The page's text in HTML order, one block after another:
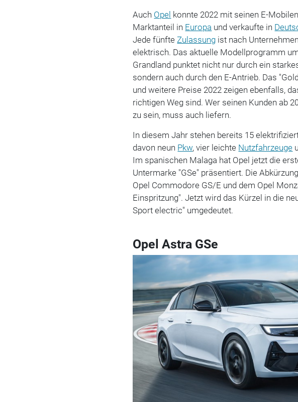
Auch Opel konnte 2022 mit seinen E-
Marktanteil in Europa und verkaufte in
Jede fünfte Zulassung ist nach
elektrisch. Das aktuelle Modellprogramm
Grandland punktet nicht nur durch ein
sondern auch durch den E-Antrieb. Das
und weitere Preise 2022 zeigen ebenfalls,
richtigen Weg sind. Wer seinen Kunden ab
zu sein, muss auch liefern.
In diesem Jahr stehen bereits 15
davon neun Pkw, vier leichte Nutzfahrzeuge
Im spanischen Malaga hat Opel jetzt die
Untermarke "GSe" präsentiert. Die
Opel Commodore GS/E und dem Opel
Einspritzung". Jetzt wird das Kürzel in die
Sport electric" umgedeutet.
Opel Astra GSe